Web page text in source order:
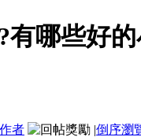
哪些好
者 |倒序瀏